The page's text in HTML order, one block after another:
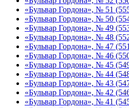
«Бульвар Гордона», № 51
«Бульвар Гордона», № 50
«Бульвар Гордона», № 49
«Бульвар Гордона», № 48
«Бульвар Гордона», № 47
«Бульвар Гордона», № 46
«Бульвар Гордона», № 45
«Бульвар Гордона», № 44
«Бульвар Гордона», № 43
«Бульвар Гордона», № 42
«Бульвар Гордона», № 41